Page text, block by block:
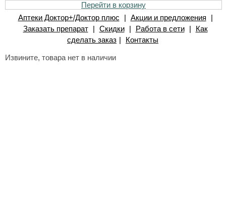
Перейти в корзину
Аптеки Доктор+/Доктор плюс
| Акции и предложения
|
Заказать препарат
| Скидки | Работа в сети |
Как
сделать заказ | Контакты
Извините, товара нет в наличии